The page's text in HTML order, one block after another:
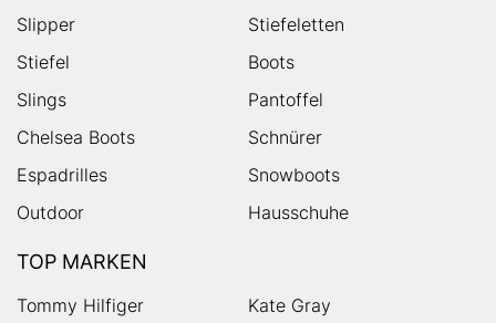
Slipper
Stiefeletten
Stiefel
Boots
Slings
Pantoffel
Chelsea Boots
Schnürer
Espadrilles
Snowboots
Outdoor
Hausschuhe
TOP MARKEN
Tommy Hilfiger
Kate Gray